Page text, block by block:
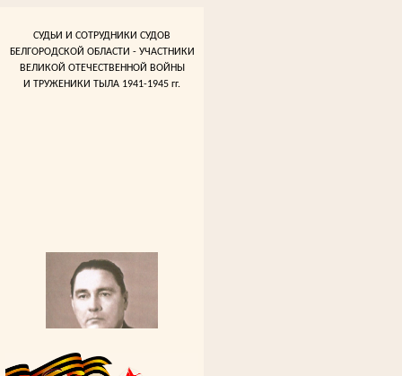
СУДЬИ И СОТРУДНИКИ СУДОВ
БЕЛГОРОДСКОЙ ОБЛАСТИ - УЧАСТНИКИ
ВЕЛИКОЙ ОТЕЧЕСТВЕННОЙ ВОЙНЫ
И ТРУЖЕНИКИ ТЫЛА 1941-1945 гг.